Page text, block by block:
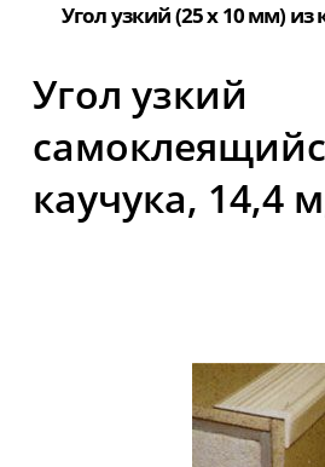
Угол узкий (25 x 10 мм) из
Угол узкий
каучука, 14,4